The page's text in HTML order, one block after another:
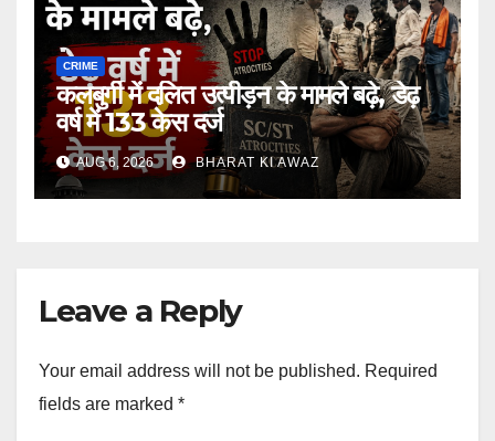
CRIME
कलबुर्गी में दलित उत्पीड़न के मामले बढ़े, डेढ़
वर्ष में 133 केस दर्ज
AUG 6, 2026 BHARAT KI AWAZ
Leave a Reply
Your email address will not be published. Required
fields are marked *